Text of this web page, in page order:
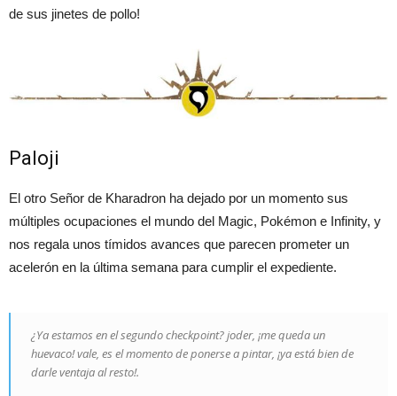
de sus jinetes de pollo!
Paloji
El otro Señor de Kharadron ha dejado por un momento sus
múltiples ocupaciones el mundo del Magic, Pokémon e Infinity, y
nos regala unos tímidos avances que parecen prometer un
acelerón en la última semana para cumplir el expediente.
¿Ya estamos en el segundo checkpoint? joder, ¡me queda un
huevaco! vale, es el momento de ponerse a pintar, ¡ya está bien de
darle ventaja al resto!.